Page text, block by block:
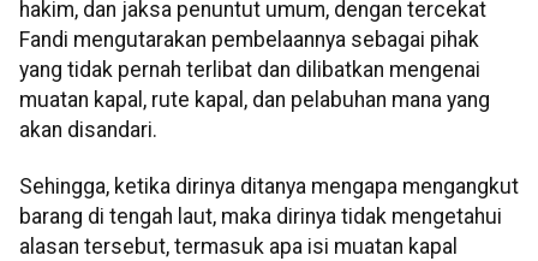
hakim, dan jaksa penuntut umum, dengan tercekat
Fandi mengutarakan pembelaannya sebagai pihak
yang tidak pernah terlibat dan dilibatkan mengenai
muatan kapal, rute kapal, dan pelabuhan mana yang
akan disandari.
Sehingga, ketika dirinya ditanya mengapa mengangkut
barang di tengah laut, maka dirinya tidak mengetahui
alasan tersebut, termasuk apa isi muatan kapal